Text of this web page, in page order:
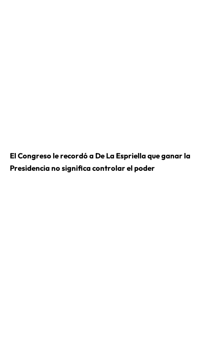
El Congreso le recordó a De La Espriella que ganar la
Presidencia no significa controlar el poder